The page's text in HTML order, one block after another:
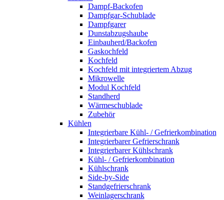
Dampf-Backofen
Dampfgar-Schublade
Dampfgarer
Dunstabzugshaube
Einbauherd/Backofen
Gaskochfeld
Kochfeld
Kochfeld mit integriertem Abzug
Mikrowelle
Modul Kochfeld
Standherd
Wärmeschublade
Zubehör
Kühlen
Integrierbare Kühl- / Gefrierkombination
Integrierbarer Gefrierschrank
Integrierbarer Kühlschrank
Kühl- / Gefrierkombination
Kühlschrank
Side-by-Side
Standgefrierschrank
Weinlagerschrank